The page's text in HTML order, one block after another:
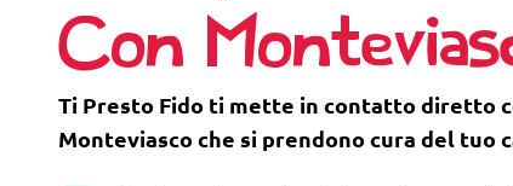
Con
Ti Presto Fido ti mette in contatto diretto
Monteviasco che si prendono cura del tuo